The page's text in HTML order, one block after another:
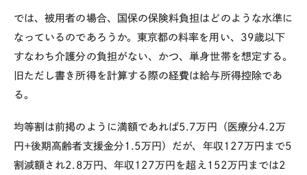
では、被用者の場合、国保の保険料負担はどのような水準に
なっているのであろうか。東京都の料率を用い、 39歳以下
すなわち介護分の負担がない、かつ、単身世帯を想定する。
旧ただし書き所得を計算する際の経費は給与所得控除であ
る。
均等割は前掲のように満額であれば5.7万円（医療分4.2万
円+後期高齢者支援金分1.5万円）だが、年収 127万円まで5
割減額され2.8万円、年収 127万円を超え 152万円までは2